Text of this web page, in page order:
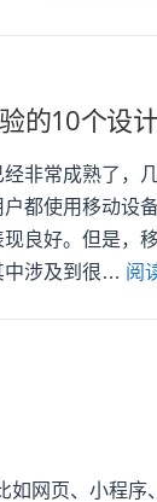
的10个设
非常成熟了，
都使用移动设
良好。但是，
中涉及到很… 阅
如网页、小程序